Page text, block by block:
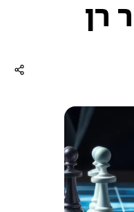
רן